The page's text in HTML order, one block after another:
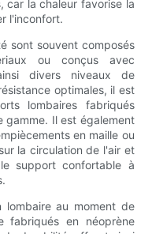
car la chaleur favorise la
l'inconfort.
sont souvent composés
ou conçus avec
divers niveaux de
optimales, il est
lombaires fabriqués
gamme. Il est également
en maille ou
la circulation de l'air et
support confortable à
lombaire au moment de
fabriqués en néoprène